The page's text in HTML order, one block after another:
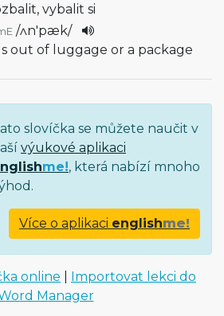
vybalit si
/ʌn'pæk/
out of luggage or a package
slovíčka se můžete naučit v
výukové aplikaci
me!, která nabízí mnoho
Více o aplikaci englishme!
online
Importovat lekci do
Manager